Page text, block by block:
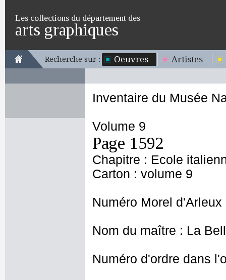
Les collections du département des
arts graphiques
Recherche sur : Oeuvres Artistes
Inventaire du Musée
Volume 9
Page 1592
Chapitre : Ecole
Carton : volume 9
Numéro Morel
Nom du maître : La
Numéro d'ordre dans